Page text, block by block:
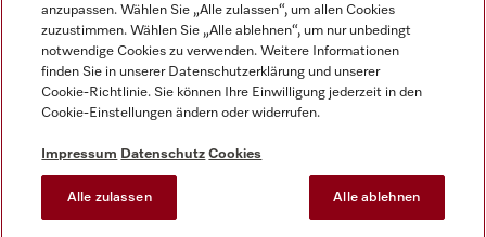
AGB
Datenschutz
Nutzungsbedingungen
Barrierefreiheitserklärung
EU-Gesetzen über digitale Dienste
Cookie-Einstellungen
anzupassen. Wählen Sie „Alle zulassen“, um allen Cookies
zuzustimmen. Wählen Sie „Alle ablehnen“, um nur unbedingt
notwendige Cookies zu verwenden. Weitere Informationen
finden Sie in unserer Datenschutzerklärung und unserer
Cookie-Richtlinie. Sie können Ihre Einwilligung jederzeit in den
Cookie-Einstellungen ändern oder widerrufen.
Impressum Datenschutz Cookies
Alle zulassen Alle ablehnen